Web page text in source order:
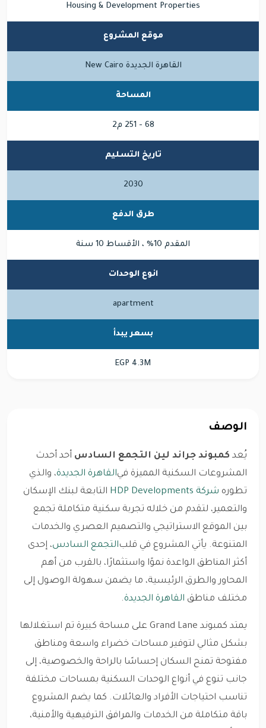
Housing & Development Properties
موقع المشروع
القاهرة الجديدة New Cairo
المساحة
68 - 251 م2
تاريخ التسليم
2030
طرق الدفع
المقدم 10% ، الأقساط 10 سنة
انوع الوحدات
apartment
بسعر يبدأ
EGP 4.3M
الوصف
يُعد كمبوند جراند لين التجمع السادس أحد أحدث
المشروعات السكنية المميزة فيالقاهرة الجديدة، والذي
تطوره شركة HDP Developments
التابعة لبنك الإسكان
والتعمير، لتقدم من خلاله تجربة سكنية متكاملة تجمع
بين الموقع الاستراتيجي والتصميم العصري والخدمات
المتنوعة. يأتي المشروع في قلبالتجمع السادس، إحدى
أكثر المناطق الواعدة نموًا واستثمارًا، بالقرب من أهم
المحاور والطرق الرئيسية، ما يضمن سهولة الوصول إلى
مختلف مناطق القاهرة الجديدة.
يمتد كمبوند Grand Lane على مساحة كبيرة تم استغلالها
بشكل مثالي لتوفير مساحات خضراء واسعة ومناطق
مفتوحة تمنح السكان إحساسًا بالراحة والخصوصية، إلى
جانب تنوع في أنواع الوحدات السكنية بمساحات مختلفة
تناسب احتياجات الأفراد والعائلات. كما يضم المشروع
باقة متكاملة من الخدمات والمرافق الترفيهية والأمنية،